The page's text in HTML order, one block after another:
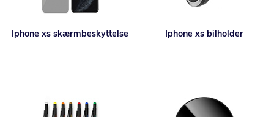
Iphone xs skærmbeskyttelse Iphone xs bilholder